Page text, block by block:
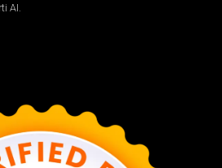
AI.